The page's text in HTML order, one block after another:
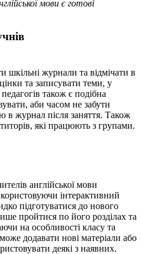
мови є готові
шкільні журнали та відмічати в
та записувати теми, у
також є подібна
аби часом не забути
в журнал після заняття. Також
які працюють з групами.
англійської мови
інтерактивний
підготуватися до нового
пройтися по його розділах та
на особливості класу та
додавати нові матеріали або
деякі з наявних.